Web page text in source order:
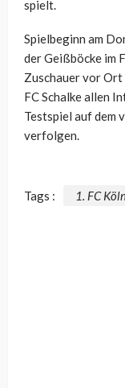
spielt.
Spielbeginn am
der Geißböcke im
Zuschauer vor
FC Schalke allen
Testspiel auf dem
verfolgen.
Tags : 1. FC